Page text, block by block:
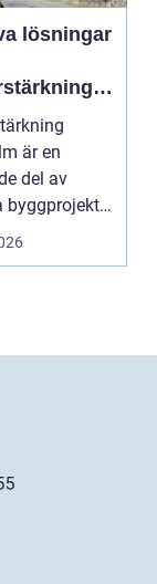
lösningar
i
är en
del av
byggprojekt,